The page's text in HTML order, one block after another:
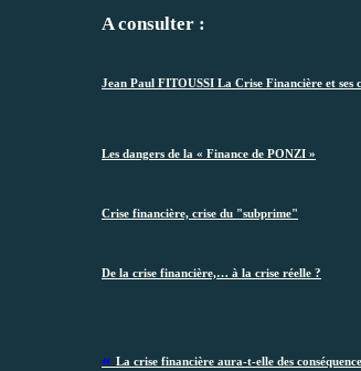
A consulter :
Jean Paul FITOUSSI La Crise Financière et ses
Les dangers de la « Finance de PONZI »
Crise financière, crise du "subprime"
De la crise financière,… à la crise réelle ?
« La crise financière aura-t-elle des